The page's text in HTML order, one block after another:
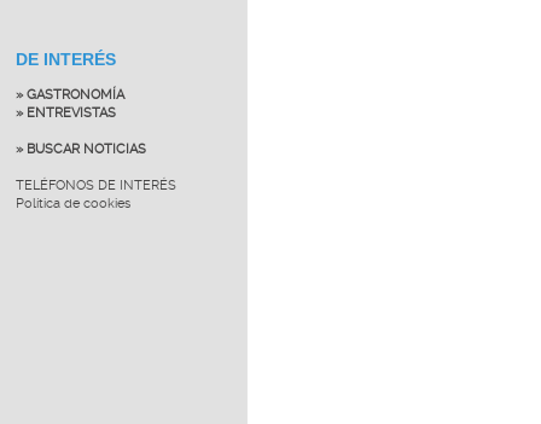
DE INTERÉS
» GASTRONOMÍA
» ENTREVISTAS
» BUSCAR NOTICIAS
TELÉFONOS DE INTERÉS
Política de cookies